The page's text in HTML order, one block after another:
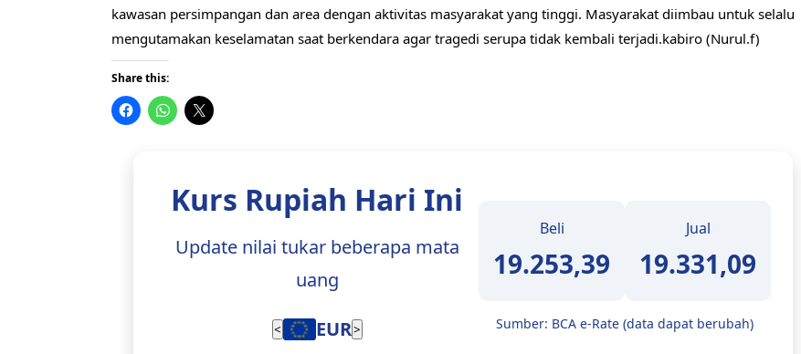
kawasan persimpangan dan area dengan aktivitas masyarakat yang tinggi. Masyarakat diimbau untuk selalu
mengutamakan keselamatan saat berkendara agar tragedi serupa tidak kembali terjadi.kabiro (Nurul.f)
Share this:
Kurs Rupiah Hari Ini
Update nilai tukar beberapa mata
uang
< EUR>
Beli
19.253,39
Jual
19.331,09
Sumber: BCA e-Rate (data dapat berubah)